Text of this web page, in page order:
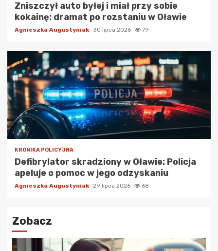
Zniszczył auto byłej i miał przy sobie
kokainę: dramat po rozstaniu w Oławie
Agnieszka Augustyniak 30 lipca 2026 79
KRONIKA POLICYJNA
Defibrylator skradziony w Oławie: Policja
apeluje o pomoc w jego odzyskaniu
Agnieszka Augustyniak 29 lipca 2026 68
Zobacz